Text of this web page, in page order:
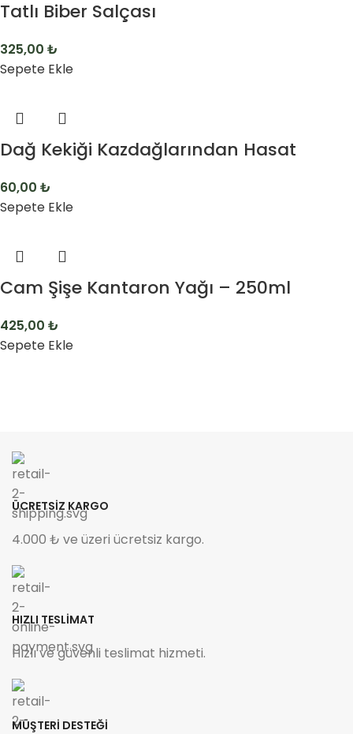
Tatlı Biber Salçası
325,00 ₺
Sepete Ekle
Dağ Kekiği Kazdağlarından Hasat
60,00 ₺
Sepete Ekle
Cam Şişe Kantaron Yağı – 250ml
425,00 ₺
Sepete Ekle
ÜCRETSİZ KARGO
4.000 ₺ ve üzeri ücretsiz kargo.
HIZLI TESLİMAT
Hızlı ve güvenli teslimat hizmeti.
MÜŞTERİ DESTEĞİ